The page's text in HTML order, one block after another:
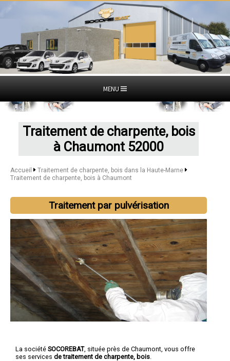
MENU
Traitement de charpente, bois
à Chaumont 52000
Accueil
Traitement de charpente, bois dans la Haute-Marne
Traitement de charpente, bois à Chaumont
Traitement par pulvérisation
La société SOCOREBAT, située près de Chaumont, vous offre
ses services de traitement de charpente, bois